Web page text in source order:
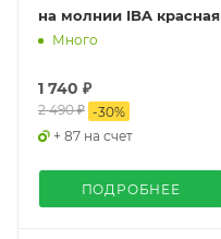
на молнии IBA красная
Много
1 740 ₽
2 490 ₽ -30%
+ 87 на счет
ПОДРОБНЕЕ